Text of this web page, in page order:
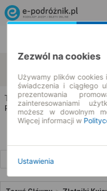
09.08.2026 | -- : --
Toruń → Złotniki Kujawskie
Rozkład jazdy i bilety
Zezwól na cookies
Używamy plików
świadczenia i ciągłego
prezentowania
zainteresowaniami
możesz w dowolnym
Więcej informacji w
Ustawienia